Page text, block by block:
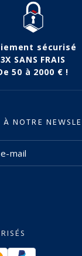
sécurisé
3X SANS FRAIS
50 à 2000 € !
NOTRE